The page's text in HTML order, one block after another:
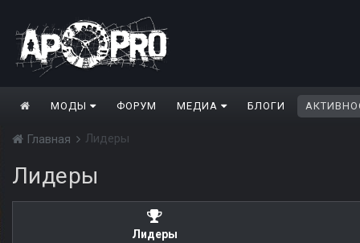
МОДЫ ФОРУМ МЕДИА БЛОГИ
Главная Лидеры
Лидеры
Лидеры